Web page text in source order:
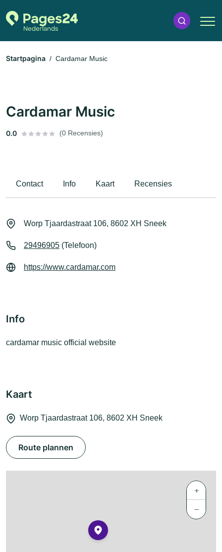
Startpagina Cardamar Music
Cardamar Music
0.0 (0 Recensies)
Contact Info Kaart Recensies
Worp Tjaardastraat 106, 8602 XH Sneek
29496905 (Telefoon)
https://www.cardamar.com
Info
cardamar music official website
Kaart
Worp Tjaardastraat 106, 8602 XH Sneek
Route plannen
+
−